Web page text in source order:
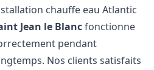
chauffe eau Atlantic
Jean le Blancfonctionne
pendant
Nos clients satisfaits